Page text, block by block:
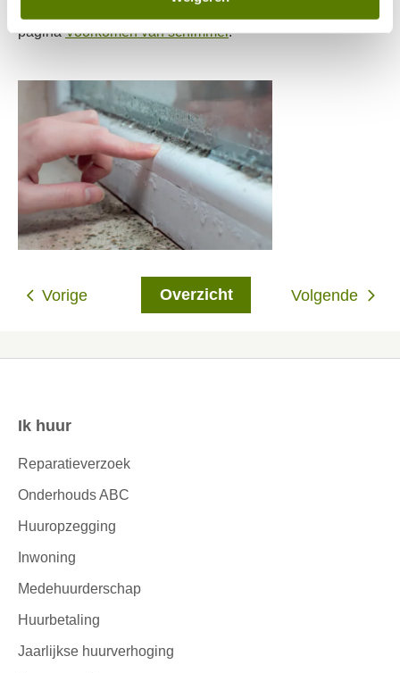
Meer tips ter voorkoming van schimmel leest u op de
paginaVoorkomen van schimmel.
Volgende
Overzicht
Vorige
Contactinformatie
Ik huur
Reparatieverzoek
Onderhouds ABC
Huuropzegging
Inwoning
Medehuurderschap
Huurbetaling
Jaarlijkse huurverhoging